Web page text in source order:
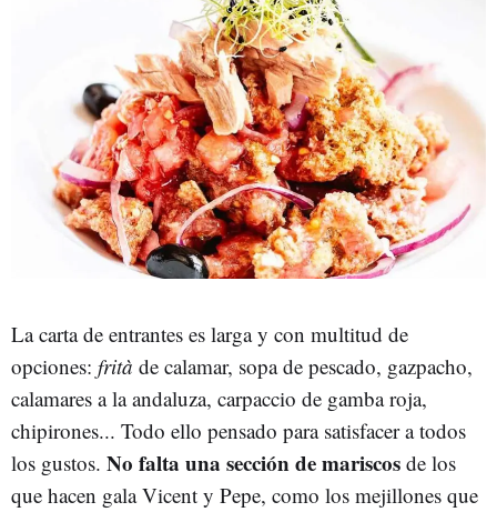
La carta de entrantes es larga y con multitud de
opciones: frità de calamar, sopa de pescado, gazpacho,
calamares a la andaluza, carpaccio de gamba roja,
chipirones... Todo ello pensado para satisfacer a todos
los gustos. No falta una sección demariscos de los
que hacen gala Vicent y Pepe, como los mejillones que